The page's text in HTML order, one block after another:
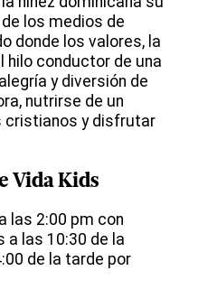
los medios de
donde los valores, la
hilo conductor de una
y diversión de
nutrirse de un
cristianos y disfrutar
Vida Kids
las 2:00 pm con
a las 10:30 de la
de la tarde por